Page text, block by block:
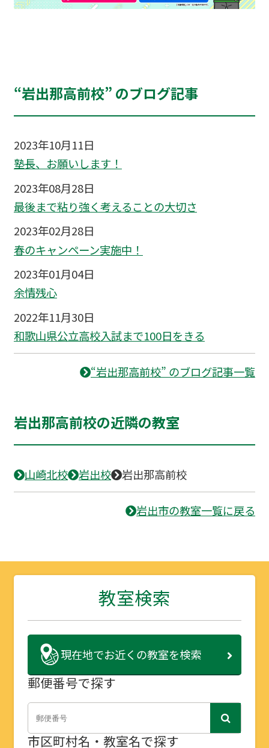
“岩出那高前校” のブログ記事
2023年10月11日
塾長、お願いします！
2023年08月28日
最後まで粘り強く考えることの大切さ
2023年02月28日
春のキャンペーン実施中！
2023年01月04日
余情残心
2022年11月30日
和歌山県公立高校入試まで100日をきる
“岩出那高前校” のブログ記事一覧
岩出那高前校の近隣の教室
山崎北校 岩出校 岩出那高前校
岩出市の教室一覧に戻る
教室検索
現在地でお近くの教室を検索
郵便番号で探す
市区町村名・教室名で探す